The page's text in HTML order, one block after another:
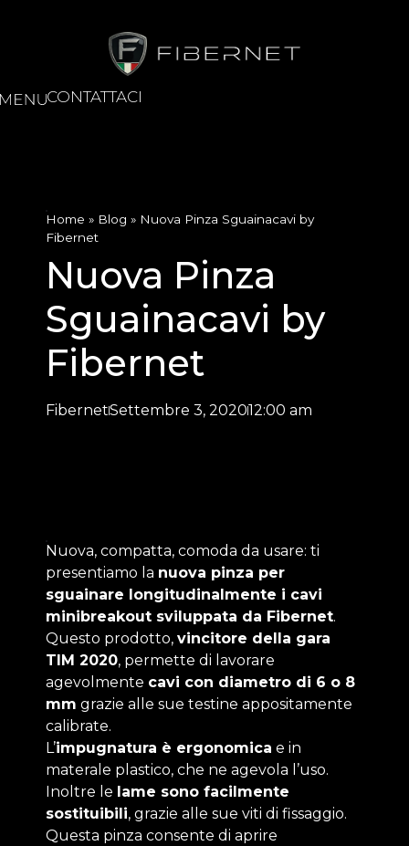
CONTATTACI
Home » Blog » Nuova Pinza Sguainacavi by
Fibernet
Nuova Pinza
Sguainacavi by
Fibernet
FibernetSettembre 3, 202012:00 am
Nuova, compatta, comoda da usare: ti
presentiamo la nuova pinza per
sguainare longitudinalmente i cavi
minibreakout sviluppata da Fibernet.
Questo prodotto, vincitore della gara
TIM 2020, permette di lavorare
agevolmente cavi con diametro di 6 o 8
mm grazie alle sue testine appositamente
calibrate.
L’impugnatura è ergonomica e in
materale plastico, che ne agevola l’uso.
Inoltre le lame sono facilmente
sostituibili, grazie alle sue viti di fissaggio.
Questa pinza consente di aprire